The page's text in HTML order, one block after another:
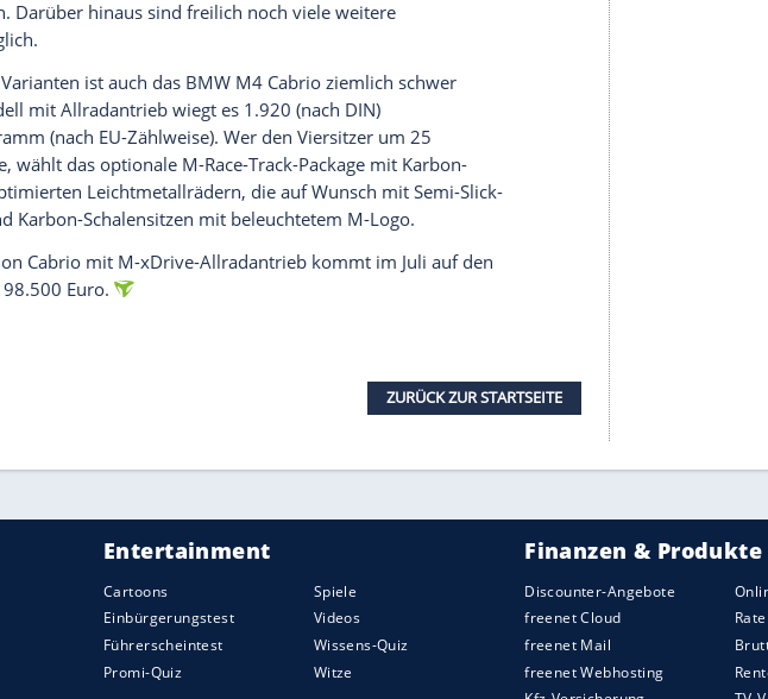
Auslegung oder – bei deaktivierterStabilitätskontrolle
– puren
Die
erlaubt es, die Eingriffsschwellen der
in zehn Stufen individuell festzulegen.
der Karosserie zu verbessern, verfügt das
Cabrio
ein zusätzliches Strebenpaket imHeckbereich
. Das serienmäßig
mit elektronisch gesteuerten Dämpfern zeichnet sich durch
und Elastokinematik aus. Die Lenkung arbeitet mit
Servounterstützungund variabler Übersetzung, die mit zwei
gesegnete Bremsanlage gegen
mit Karbon-Keramik-
Leichtmetallräder sind vorne 19 und hinten 20 Zoll groß.
beheizbare Leder-Sportsitze, die sich optional mit Nackenwärmer
lassen, gehören zurSerienausstattung. Gleiches gilt für das
Über die Setup-Taste auf der Mittelkonsole lassen sich
Fahrwerk, Lenkung, Bremssystem und Allradantriebvornehmen.
Gesamt-Abstimmungen können bei den beiden M-Tasten
werden. Darüber hinaus sind freilich noch viele weitere
möglich.